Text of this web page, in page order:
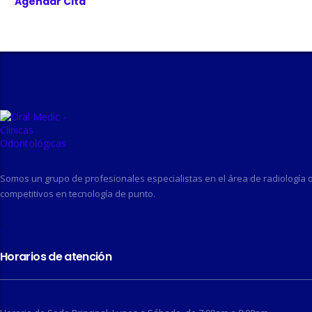
Somos un grupo de profesionales especialistas en el área de
competitivos en tecnología de punto.
Horarios de atención